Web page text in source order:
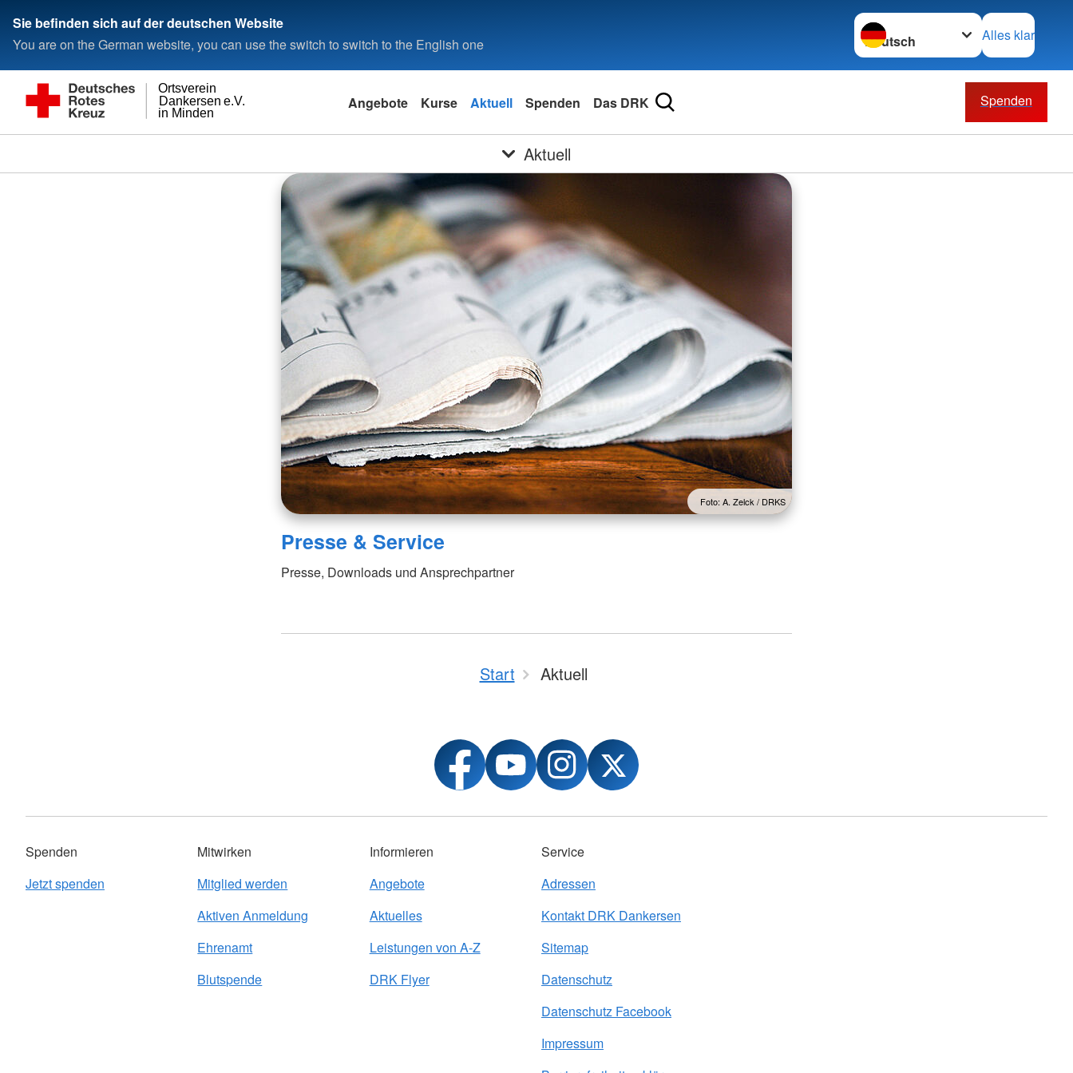
Sie befinden sich auf der deutschen Website
You are on the German website, you can use the switch to switch to the English one
Sprache wechseln zu
Alles klar
in Minden
Dankersen e.V.
Ortsverein
Angebote Kurse Aktuell Spenden Das DRK Spenden
Aktuell
Foto: A. Zelck / DRKS
Presse & Service
Presse, Downloads und Ansprechpartner
Start Aktuell
Spenden
Jetzt spenden
Mitwirken
Mitglied werden
Aktiven Anmeldung
Ehrenamt
Blutspende
Informieren
Angebote
Aktuelles
Leistungen von A-Z
DRK Flyer
Service
Adressen
Kontakt DRK Dankersen
Sitemap
Datenschutz
Datenschutz Facebook
Impressum